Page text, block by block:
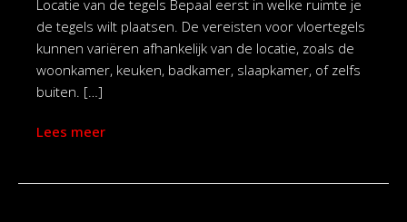
Locatie van de tegels Bepaal eerst in welke ruimte je
de tegels wilt plaatsen. De vereisten voor vloertegels
kunnen variëren afhankelijk van de locatie, zoals de
woonkamer, keuken, badkamer, slaapkamer, of zelfs
buiten. […]
Lees meer